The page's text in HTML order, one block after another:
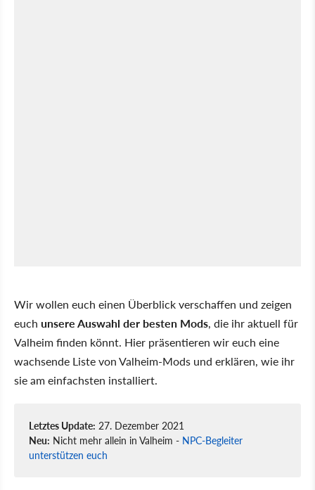
Wir wollen euch einen Überblick verschaffen und zeigen
euch unsere Auswahl der besten Mods, die ihr aktuell für
Valheim finden könnt. Hier präsentieren wir euch eine
wachsende Liste von Valheim-Mods und erklären, wie ihr
sie am einfachsten installiert.
Letztes Update: 27. Dezember 2021
Neu: Nicht mehr allein in Valheim - NPC-Begleiter
unterstützen euch